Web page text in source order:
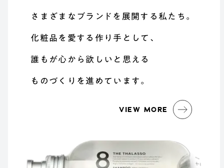
さまざまなブランドを展開する私たち。
化粧品を愛する作り手として、
誰もが心から欲しいと思える
ものづくりを進めています。
VIEW MORE